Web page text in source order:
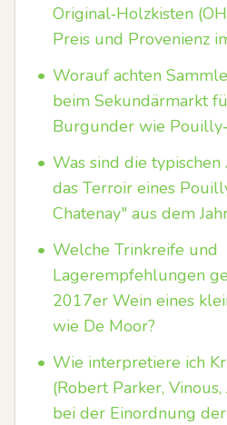
Original‑Holzkisten
Preis und Provenienz
• Worauf achten
beim Sekundärmarkt
Burgunder wie
• Was sind die
das Terroir eines
Chatenay" aus dem
• Welche Trinkreife und
Lagerempfehlungen
2017er Wein eines
wie De Moor?
• Wie interpretiere ich
(Robert Parker,
bei der Einordnung